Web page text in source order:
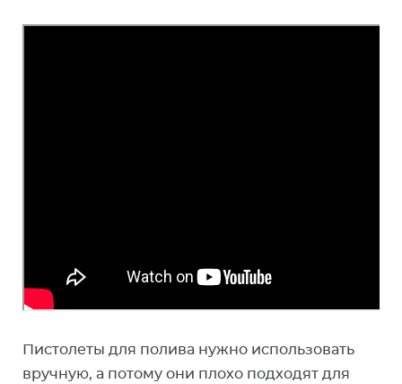
Пистолеты для полива нужно использовать
вручную, а потому они плохо подходят для